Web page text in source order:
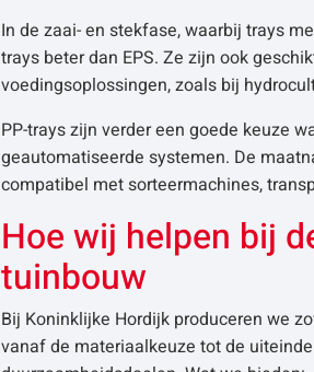
In de zaai- en stekfase, waarbij trays
trays beter dan EPS. Ze zijn ook
voedingsoplossingen, zoals bij
PP-trays zijn verder een goede keuze
geautomatiseerde systemen. De
compatibel met sorteermachines,
Hoe wij helpen bij
tuinbouw
Bij Koninklijke Hordijk produceren we
vanaf de materiaalkeuze tot de